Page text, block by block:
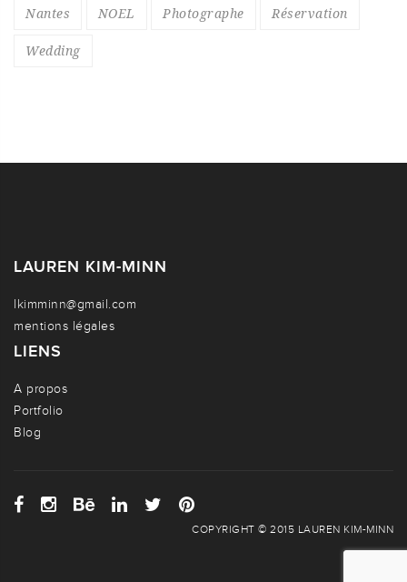
Nantes NOEL Photographe Réservation
Wedding
LAUREN KIM-MINN
lkimminn@gmail.com
mentions légales
LIENS
A propos
Portfolio
Blog
COPYRIGHT © 2015 LAUREN KIM-MINN